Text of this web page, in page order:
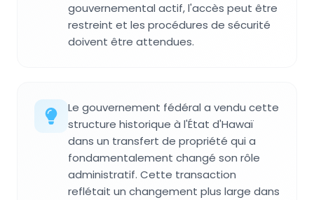
gouvernemental actif, l'accès peut être
restreint et les procédures de sécurité
doivent être attendues.
Le gouvernement fédéral a vendu cette
structure historique à l'État d'Hawaï
dans un transfert de propriété qui a
fondamentalement changé son rôle
administratif. Cette transaction
reflétait un changement plus large dans